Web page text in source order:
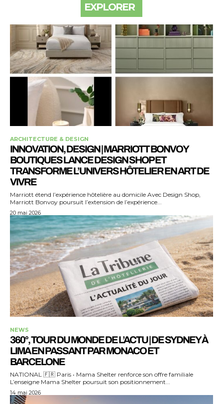
EXPLORER
ARCHITECTURE & DESIGN
INNOVATION, DESIGN | MARRIOTT BONVOY
BOUTIQUES LANCE DESIGN SHOP ET
TRANSFORME L’UNIVERS HÔTELIER EN ART DE
VIVRE
Marriott étend l’expérience hôtelière au domicile Avec Design Shop,
Marriott Bonvoy poursuit l’extension de l’expérience...
20 mai 2026
NEWS
360°, TOUR DU MONDE DE L’ACTU | DE SYDNEY À
LIMA EN PASSANT PAR MONACO ET
BARCELONE
NATIONAL 🇫🇷 Paris • Mama Shelter renforce son offre familiale
L’enseigne Mama Shelter poursuit son positionnement...
14 mai 2026